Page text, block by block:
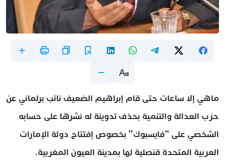
ماهي إلا ساعات حتى قام إبراهيم الضعيف نائب برلماني عن
حزب العدالة والتنمية بحذف تدوينة له نشرها على حسابه
الشخصي على “فايسبوك” بخصوص إفتتاح دولة الإمارات
العربية المتحدة قنصلية لها بمدينة العيون المغربية.